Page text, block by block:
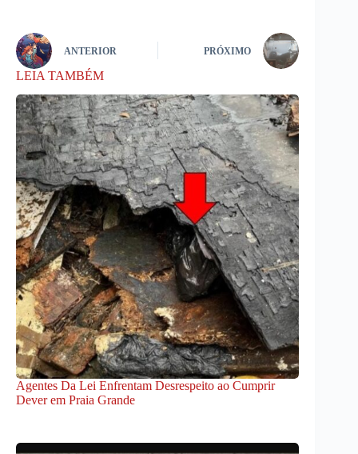
ANTERIOR PRÓXIMO
LEIA TAMBÉM
Agentes Da Lei Enfrentam Desrespeito ao Cumprir
Dever em Praia Grande